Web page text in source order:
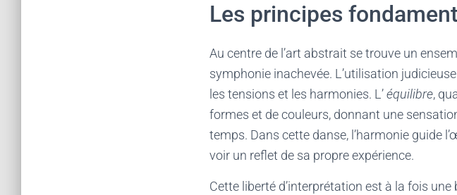
Les principes
Au centre de l’art abstrait se trouve un
symphonie inachevée. L’utilisation
les tensions et les harmonies. L’équilibre,
formes et de couleurs, donnant une
temps. Dans cette danse, l’harmonie guide
voir un reflet de sa propre expérience.
Cette liberté d’interprétation est à la fois